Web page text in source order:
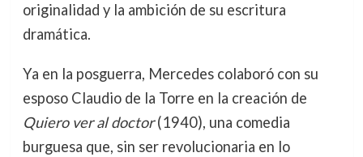
originalidad y la ambición de su escritura
dramática.
Ya en la posguerra, Mercedes colaboró con su
esposo Claudio de la Torre en la creación de
Quiero ver al doctor(1940), una comedia
burguesa que, sin ser revolucionaria en lo